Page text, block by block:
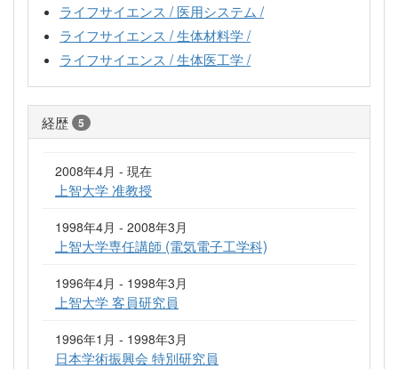
ライフサイエンス / 医用システム /
ライフサイエンス / 生体材料学 /
ライフサイエンス / 生体医工学 /
経歴 5
2008年4月 - 現在
上智大学 准教授
1998年4月 - 2008年3月
上智大学専任講師 (電気電子工学科)
1996年4月 - 1998年3月
上智大学 客員研究員
1996年1月 - 1998年3月
日本学術振興会 特別研究員